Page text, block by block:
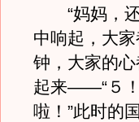
“妈妈，还
中响起，大
钟，大家的
起来——“５！
啦！”此时的